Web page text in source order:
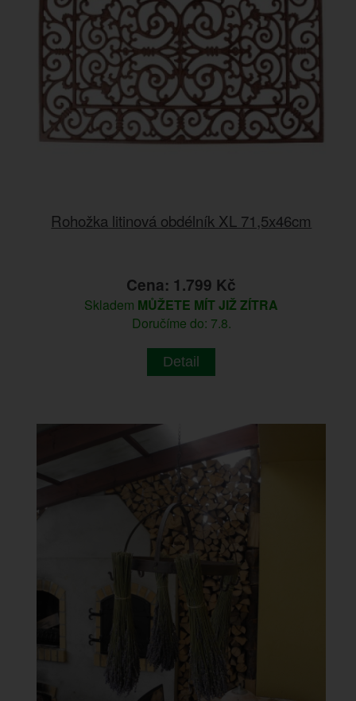
Rohožka litinová obdélník XL 71,5x46cm
Cena: 1.799 Kč
Skladem MŮŽETE MÍT JIŽ ZÍTRA
Doručíme do: 7.8.
Detail